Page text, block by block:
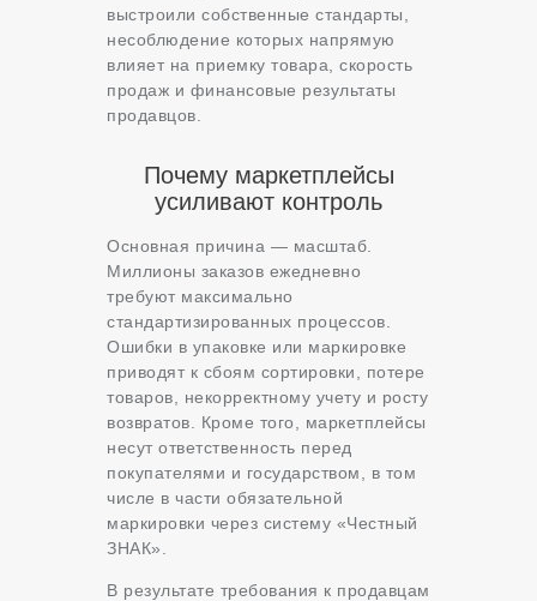
выстроили собственные стандарты,
несоблюдение которых напрямую
влияет на приемку товара, скорость
продаж и финансовые результаты
продавцов.
Почему маркетплейсы
усиливают контроль
Основная причина — масштаб.
Миллионы заказов ежедневно
требуют максимально
стандартизированных процессов.
Ошибки в упаковке или маркировке
приводят к сбоям сортировки, потере
товаров, некорректному учету и росту
возвратов. Кроме того, маркетплейсы
несут ответственность перед
покупателями и государством, в том
числе в части обязательной
маркировки через систему «Честный
ЗНАК».
В результате требования к продавцам